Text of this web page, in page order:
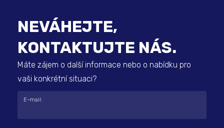
NEVÁHEJTE,
KONTAKTUJTE NÁS.
Máte zájem o další informace nebo o nabídku pro
vaši konkrétní situaci?
E-mail: